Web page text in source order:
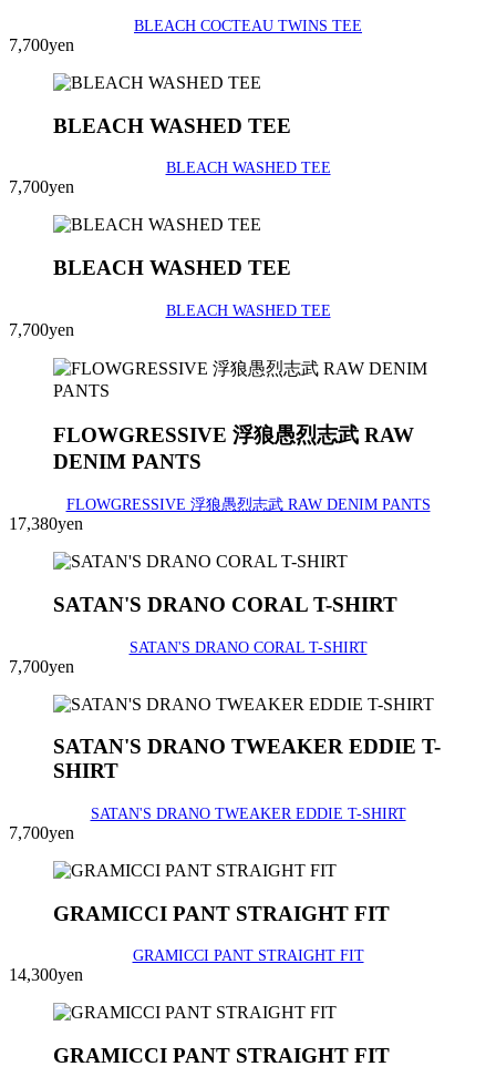
BLEACH COCTEAU TWINS TEE
7,700yen
BLEACH WASHED TEE
BLEACH WASHED TEE
7,700yen
BLEACH WASHED TEE
BLEACH WASHED TEE
7,700yen
FLOWGRESSIVE 浮狼愚烈志武 RAW
DENIM PANTS
FLOWGRESSIVE 浮狼愚烈志武 RAW DENIM PANTS
17,380yen
SATAN'S DRANO CORAL T-SHIRT
SATAN'S DRANO CORAL T-SHIRT
7,700yen
SATAN'S DRANO TWEAKER EDDIE T-
SHIRT
SATAN'S DRANO TWEAKER EDDIE T-SHIRT
7,700yen
GRAMICCI PANT STRAIGHT FIT
GRAMICCI PANT STRAIGHT FIT
14,300yen
GRAMICCI PANT STRAIGHT FIT